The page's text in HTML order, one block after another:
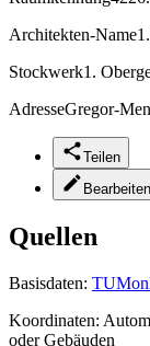
Architekten-Name
Stockwerk1.
AdresseGregor-
Teilen
Bearbeiten
Quellen
Basisdaten:
Koordinaten:
oder Gebäuden